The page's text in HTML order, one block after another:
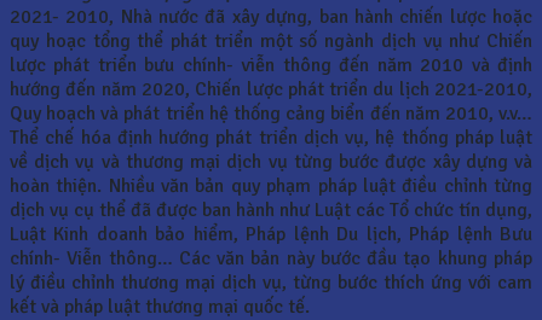
2021- 2010, Nhà nước đã xây dựng, ban hành chiến lược hoặc
quy hoạc tổng thể phát triển một số ngành dịch vụ như Chiến
lược phát triển bưu chính- viễn thông đến năm 2010 và định
hướng đến năm 2020, Chiến lược phát triển du lịch 2021-2010,
Quy hoạch và phát triển hệ thống cảng biển đến năm 2010, v.v…
Thể chế hóa định hướng phát triển dịch vụ, hệ thống pháp luật
về dịch vụ và thương mại dịch vụ từng bước được xây dựng và
hoàn thiện. Nhiều văn bản quy phạm pháp luật điều chỉnh từng
dịch vụ cụ thể đã được ban hành như Luật các Tổ chức tín dụng,
Luật Kinh doanh bảo hiểm, Pháp lệnh Du lịch, Pháp lệnh Bưu
chính- Viễn thông… Các văn bản này bước đầu tạo khung pháp
lý điều chỉnh thương mại dịch vụ, từng bước thích ứng với cam
kết và pháp luật thương mại quốc tế.